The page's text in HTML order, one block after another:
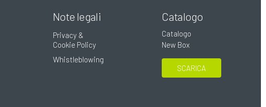
Note legali
Privacy &
Cookie Policy
Whistleblowing
Catalogo
Catalogo
New Box
SCARICA